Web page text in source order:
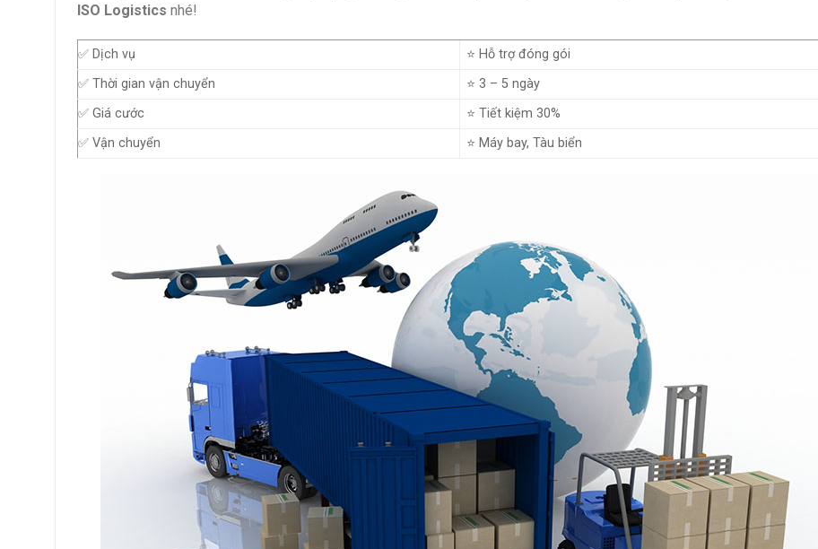
ISO Logistics nhé!
✅ Dịch vụ
⭐ Hỗ trợ đóng gói
✅ Thời gian vận chuyển
⭐ 3 – 5 ngày
✅ Giá cước
⭐ Tiết kiệm 30%
✅ Vận chuyển
⭐ Máy bay, Tàu biển